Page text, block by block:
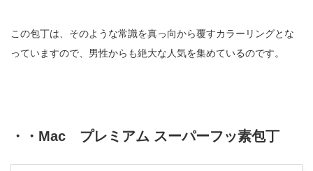
この包丁は、そのような常識を真っ向から覆すカラーリングとな
っていますので、男性からも絶大な人気を集めているのです。
・・Mac プレミアム スーパーフッ素包丁